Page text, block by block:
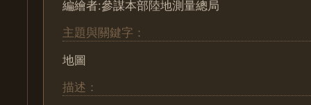
編繪者:參謀本部陸地測量總局
主題與關鍵字：
地圖
描述：